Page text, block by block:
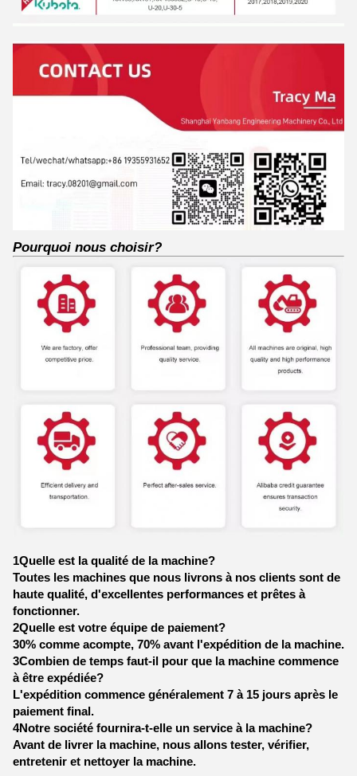
Pourquoi nous choisir?
1Quelle est la qualité de la machine?
Toutes les machines que nous livrons à nos clients sont de
haute qualité, d'excellentes performances et prêtes à
fonctionner.
2Quelle est votre équipe de paiement?
30% comme acompte, 70% avant l'expédition de la machine.
3Combien de temps faut-il pour que la machine commence
à être expédiée?
L'expédition commence généralement 7 à 15 jours après le
paiement final.
4Notre société fournira-t-elle un service à la machine?
Avant de livrer la machine, nous allons tester, vérifier,
entretenir et nettoyer la machine.